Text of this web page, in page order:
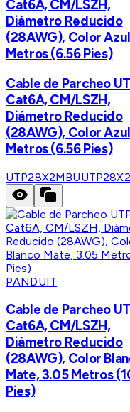
Cat6A, CM/LSZH,
Diámetro Reducido
(28AWG), Color
Metros (6.56 Pies)
Cable de Parcheo
Cat6A, CM/LSZH,
Diámetro Reducido
(28AWG), Color
Metros (6.56 Pies)
UTP28X2MBU
PANDUIT
Cable de Parcheo
Cat6A, CM/LSZH,
Diámetro Reducido
(28AWG), Color
Mate, 3.05 Metros
Pies)